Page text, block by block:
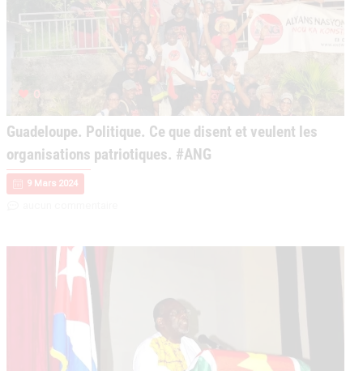
0
Guadeloupe. Politique. Ce que disent et veulent les
organisations patriotiques. #ANG
9 Mars 2024